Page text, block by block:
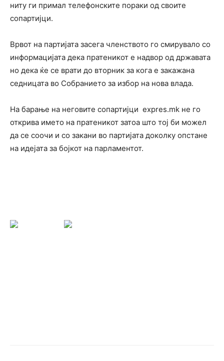
ниту ги примал телефонските пораки од своите
сопартијци.
Врвот на партијата засега членството го смирувало со
информацијата дека пратеникот е надвор од државата
но дека ќе се врати до вторник за кога е закажана
седницата во Собранието за избор на нова влада.
На барање на неговите сопартијци expres.mk не го
открива името на пратеникот затоа што тој би можел
да се соочи и со закани во партијата доколку опстане
на идејата за бојкот на парламентот.